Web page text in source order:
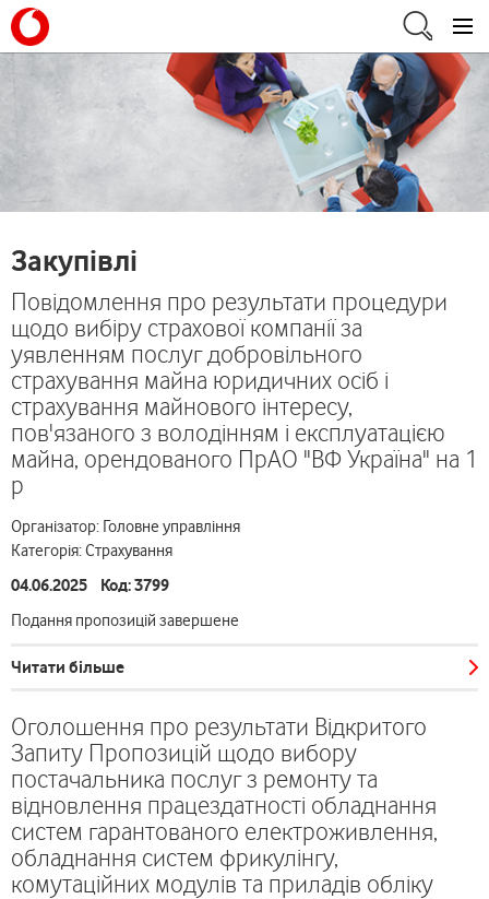
Закупівлі
Повідомлення про результати процедури
щодо вибіру страхової компанії за
уявленням послуг добровільного
страхування майна юридичних осіб і
страхування майнового інтересу,
пов'язаного з володінням і експлуатацією
майна, орендованого ПрАО "ВФ Україна" на 1
р
Організатор: Головне управління
Категорія: Страхування
04.06.2025 Код: 3799
Подання пропозицій завершене
Читати більше
Оголошення про результати Відкритого
Запиту Пропозицій щодо вибору
постачальника послуг з ремонту та
відновлення працездатності обладнання
систем гарантованого електроживлення,
обладнання систем фрикулінгу,
комутаційних модулів та приладів обліку